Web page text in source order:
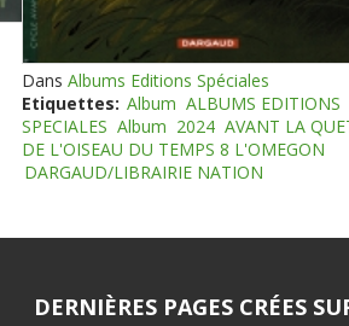
Dans Albums Editions Spéciales
Etiquettes: Album ALBUMS EDITIONS
SPECIALES Album 2024 AVANT LA
DE L'OISEAU DU TEMPS 8 L'OMEGON
DARGAUD/LIBRAIRIE NATION
DERNIÈRES PAGES CRÉES